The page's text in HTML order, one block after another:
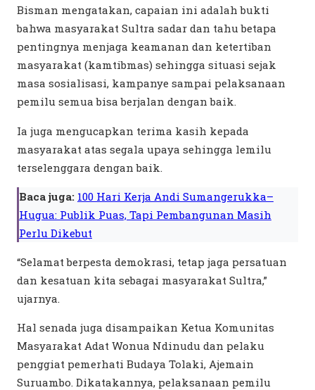
Bisman mengatakan, capaian ini adalah bukti
bahwa masyarakat Sultra sadar dan tahu betapa
pentingnya menjaga keamanan dan ketertiban
masyarakat (kamtibmas) sehingga situasi sejak
masa sosialisasi, kampanye sampai pelaksanaan
pemilu semua bisa berjalan dengan baik.
Ia juga mengucapkan terima kasih kepada
masyarakat atas segala upaya sehingga lemilu
terselenggara dengan baik.
Baca juga: 100 Hari Kerja Andi Sumangerukka–
Hugua: Publik Puas, Tapi Pembangunan Masih
Perlu Dikebut
“Selamat berpesta demokrasi, tetap jaga persatuan
dan kesatuan kita sebagai masyarakat Sultra,”
ujarnya.
Hal senada juga disampaikan Ketua Komunitas
Masyarakat Adat Wonua Ndinudu dan pelaku
penggiat pemerhati Budaya Tolaki, Ajemain
Suruambo. Dikatakannya, pelaksanaan pemilu